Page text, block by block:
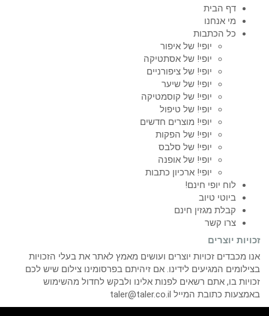
דף הבית
מי אנחנו
כל הכתבות
יופי! של איפור
יופי! של אסתטיקה
יופי! של ציפורניים
יופי! של שיער
יופי! של קוסמטיקה
יופי! של טיפול
יופי! מוצרים חדשים
יופי! של הפקות
יופי! של סלבס
יופי! של אופנה
יופי! ארכיון כתבות
לוח יופי חינם!
ביוטי טיוב
קבלת מגזין חינם
צרו קשר
זכויות יוצרים
אנו מכבדים זכויות יוצרים ועושים מאמץ לאתר את בעלי הזכויות
בצילומים המגיעים לידינו. אם זיהיתם בפרסומינו צילום שיש לכם
זכויות בו, אתם רשאים לפנות אלינו ולבקש לחדול מהשימוש
באמצעות כתובת המייל taler@taler.co.il